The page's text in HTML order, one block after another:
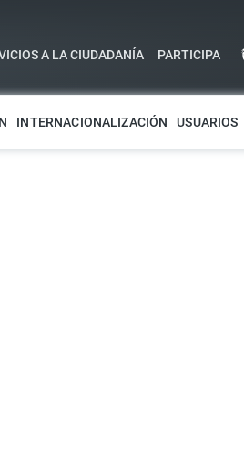
A LA CIUDADANÍA PARTICIPA
INTERNACIONALIZACIÓN USUARIOS